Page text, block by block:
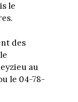
le
des
au
le 04-78-